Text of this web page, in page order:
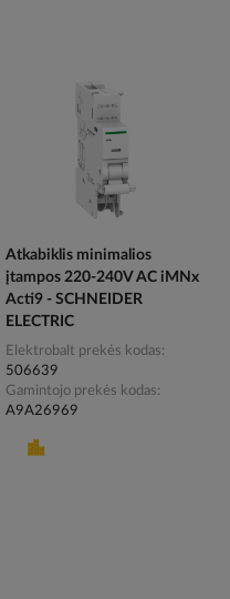
Atkabiklis minimalios
įtampos 220-240V AC iMNx
Acti9 - SCHNEIDER
ELECTRIC
Elektrobalt prekės kodas
506639
Gamintojo prekės kodas
A9A26969